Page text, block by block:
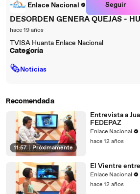
Enlace Nacional Seguir
DESORDEN GENERA QUEJAS -
hace 19 años
TVISA Huanta Enlace Nacional
Categoría
🗞Noticias
Recomendada
11:57 | Próximamente
Entrevista a
FEDEPAZ
Enlace Nacional
hace 12 años
El Vientre
Enlace Nacional
hace 12 años